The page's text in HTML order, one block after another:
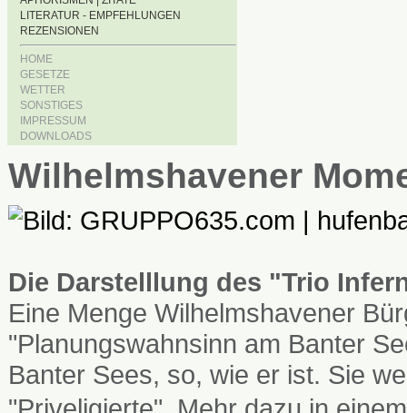
LITERATUR - EMPFEHLUNGEN
REZENSIONEN
HOME
GESETZE
WETTER
SONSTIGES
IMPRESSUM
DOWNLOADS
Wilhelmshavener
Die Darstelllung des "Trio
Eine Menge Wilhelmshavener
"Planungswahnsinn am Banter
Banter Sees, so, wie er ist. Sie